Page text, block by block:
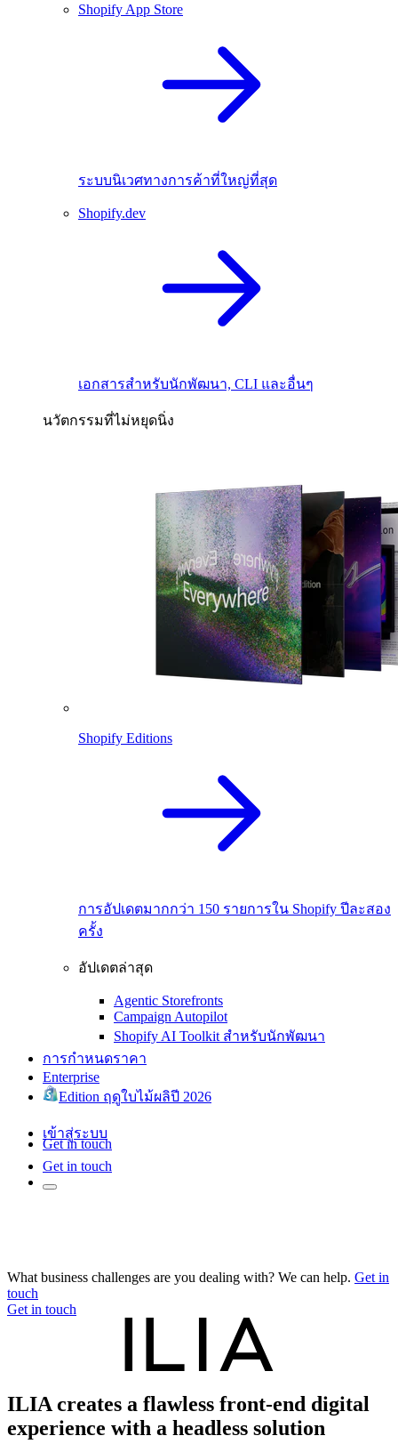
Shopify App Store
ระบบนิเวศทางการค้าที่ใหญ่ที่สุด
Shopify.dev
เอกสารสำหรับนักพัฒนา, CLI และอื่นๆ
นวัตกรรมที่ไม่หยุดนิ่ง
Shopify Editions
การอัปเดตมากกว่า 150 รายการใน Shopify ปีละสอง
ครั้ง
อัปเดตล่าสุด
Agentic Storefronts
Campaign Autopilot
Shopify AI Toolkit สำหรับนักพัฒนา
การกำหนดราคา
Enterprise
Edition ฤดูใบไม้ผลิปี 2026
เข้าสู่ระบบ
Get in touch
Get in touch
What business challenges are you dealing with? We can help. Get in
touch
Get in touch
ILIA creates a flawless front-end digital
experience with a headless solution